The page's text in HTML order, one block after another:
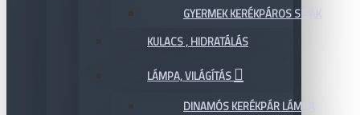
GYERMEK KERÉKPÁROS SISAK
KULACS , HIDRATÁLÁS
LÁMPA, VILÁGÍTÁS
DINAMÓS KERÉKPÁR LÁMPA